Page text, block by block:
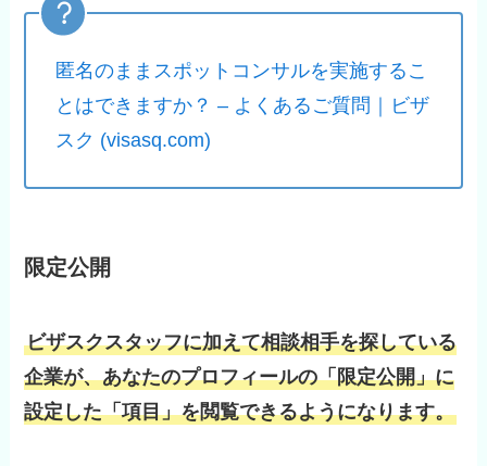
匿名のままスポットコンサルを実施するこ
とはできますか？ – よくあるご質問｜ビザ
スク (visasq.com)
限定公開
ビザスクスタッフに加えて相談相手を探している
企業が、あなたのプロフィールの「限定公開」に
設定した「項目」を閲覧できるようになります。